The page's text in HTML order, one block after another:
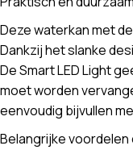
Deze waterkan met
Dankzij het slanke
De Smart LED Light
moet worden
eenvoudig bijvullen
Belangrijke voordelen